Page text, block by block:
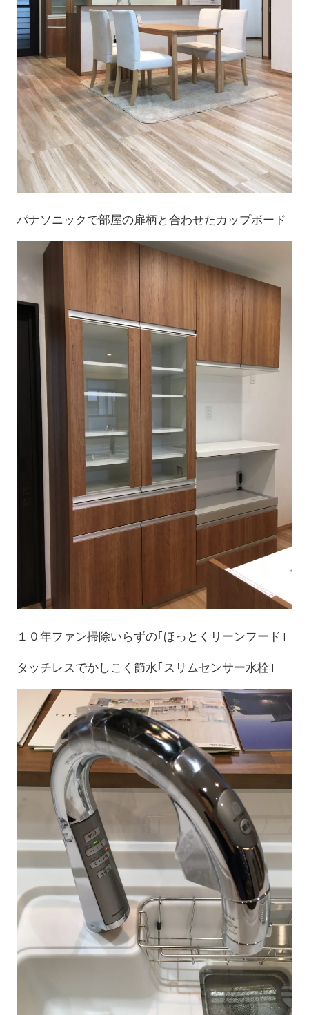
パナソニックで部屋の扉柄と合わせたカップボード
１０年ファン掃除いらずの｢ほっとくリーンフード｣
タッチレスでかしこく節水｢スリムセンサー水栓｣